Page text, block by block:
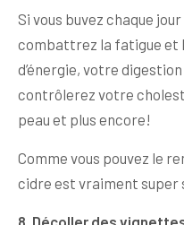
Si vous buvez chaque
combattrez la fatigue et
d’énergie, votre
contrôlerez votre
peau et plus encore!
Comme vous pouvez le
cidre est vraiment super
8. Décoller des